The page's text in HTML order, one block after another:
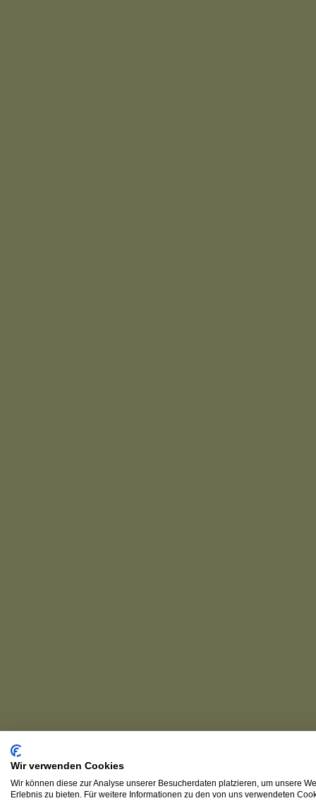
Wir verwenden Cookies
Wir können diese zur Analyse unserer Besucherdaten platzieren, um unsere
Erlebnis zu bieten. Für weitere Informationen zu den von uns verwendeten